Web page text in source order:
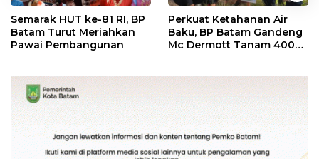
Semarak HUT ke-81 RI, BP
Batam Turut Meriahkan
Pawai Pembangunan
Perkuat Ketahanan Air
Baku, BP Batam Gandeng
Mc Dermott Tanam 400